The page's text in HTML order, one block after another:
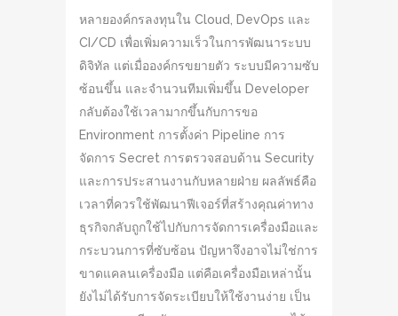
หลายองค์กรลงทุนใน Cloud, DevOps และ
CI/CD เพื่อเพิ่มความเร็วในการพัฒนาระบบ
ดิจิทัล แต่เมื่อองค์กรขยายตัว ระบบมีความซับ
ซ้อนขึ้น และจำนวนทีมเพิ่มขึ้น Developer
กลับต้องใช้เวลามากขึ้นกับการขอ
Environment การตั้งค่า Pipeline การ
จัดการ Secret การตรวจสอบด้าน Security
และการประสานงานกับหลายฝ่าย ผลลัพธ์คือ
เวลาที่ควรใช้พัฒนาฟีเจอร์ที่สร้างคุณค่าทาง
ธุรกิจกลับถูกใช้ไปกับการจัดการเครื่องมือและ
กระบวนการที่ซับซ้อน ปัญหาจึงอาจไม่ใช่การ
ขาดแคลนเครื่องมือ แต่คือเครื่องมือเหล่านั้น
ยังไม่ได้รับการจัดระเบียบให้ใช้งานง่าย เป็น